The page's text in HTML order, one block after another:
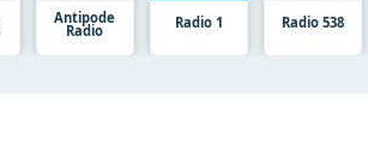
Antipode
Radio Radio 1 Radio 538